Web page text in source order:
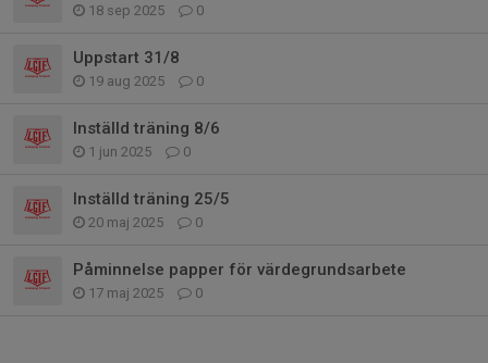
18 sep 2025 0
Uppstart 31/8
19 aug 2025 0
Inställd träning 8/6
1 jun 2025 0
Inställd träning 25/5
20 maj 2025 0
Påminnelse papper för värdegrundsarbete
17 maj 2025 0